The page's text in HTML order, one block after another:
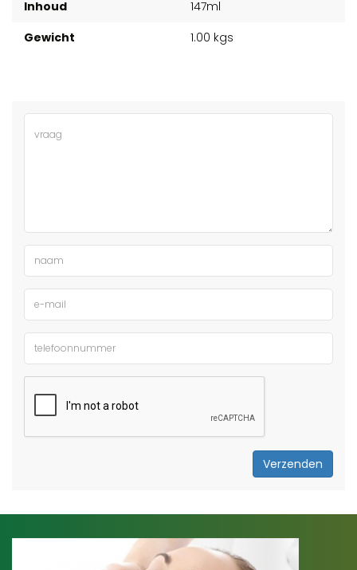
Inhoud
147ml
Gewicht
1.00 kgs
Verzenden